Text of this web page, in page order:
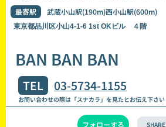
最寄駅 武蔵小山駅(190m)西小山駅(600m)
東京都品川区小山4-1-6 1st OKビル ４階
BAN BAN BAN
TEL 03-5734-1155
お問い合わせの際は「スナカラ」を見たとお伝え下さい
フォローする SHARE